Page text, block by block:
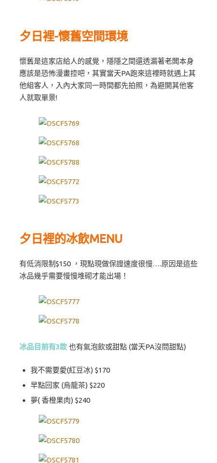
夕日裡-懷舊空間環境
懷舊是這家店給人的感覺，隱隱之間還透漏著老闆本身
應該是恐怖漫畫控吧，其實當天PA跑來這裡時就遇上其
他組客人，入內大家同一時間都先拍照，為避開其他客
人就取單景!
夕日裡的冰飲MENU
有低消限制$150 ，現點現做保證速度很慢….原因是這些
冰品幾乎需要慢慢堆砌才能出場！
冰品目前有3款 也有氣泡飲或甜點 (當天PA沒問甜點)
我不需要愛(紅豆冰) $170
早點回家 (烏龍茶) $220
夢( 香橙果肉) $240